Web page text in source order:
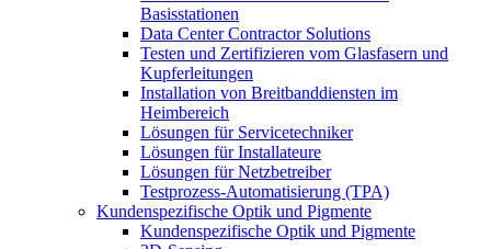
Basisstationen
Data Center Contractor Solutions
Testen und Zertifizieren vom Glasfasern und
Kupferleitungen
Installation von Breitbanddiensten im
Heimbereich
Lösungen für Servicetechniker
Lösungen für Installateure
Lösungen für Netzbetreiber
Testprozess-Automatisierung (TPA)
Kundenspezifische Optik und Pigmente
Kundenspezifische Optik und Pigmente